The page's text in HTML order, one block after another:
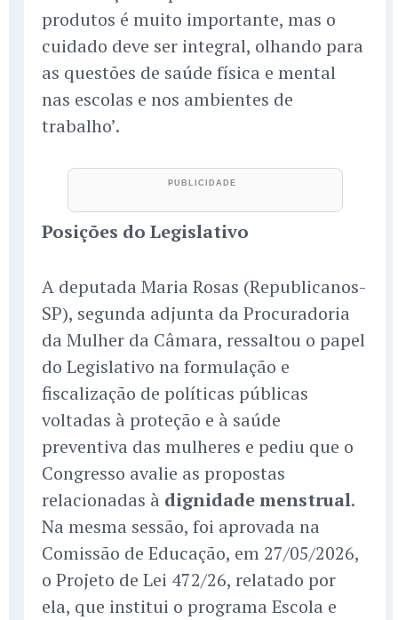
produtos é muito importante, mas o
cuidado deve ser integral, olhando para
as questões de saúde física e mental
nas escolas e nos ambientes de
trabalho’.
Posições do Legislativo
A deputada Maria Rosas (Republicanos-
SP), segunda adjunta da Procuradoria
da Mulher da Câmara, ressaltou o papel
do Legislativo na formulação e
fiscalização de políticas públicas
voltadas à proteção e à saúde
preventiva das mulheres e pediu que o
Congresso avalie as propostas
relacionadas à dignidade menstrual.
Na mesma sessão, foi aprovada na
Comissão de Educação, em 27/05/2026,
o Projeto de Lei 472/26, relatado por
ela, que institui o programa Escola e